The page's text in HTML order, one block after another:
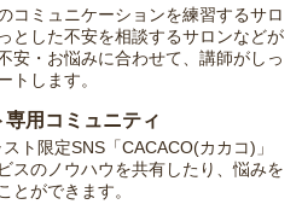
コミュニケーションを練習するサロ
とした不安を相談するサロンなどが
安・お悩みに合わせて、講師がしっ
トします。
専用コミュニティ
ト限定SNS「CACACO(カカコ)」
スのノウハウを共有したり、悩みを
とができます。